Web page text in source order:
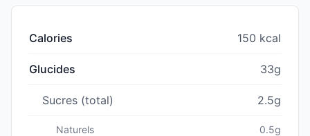
Calories 150 kcal
Glucides 33g
Sucres (total) 2.5g
Naturels 0.5g